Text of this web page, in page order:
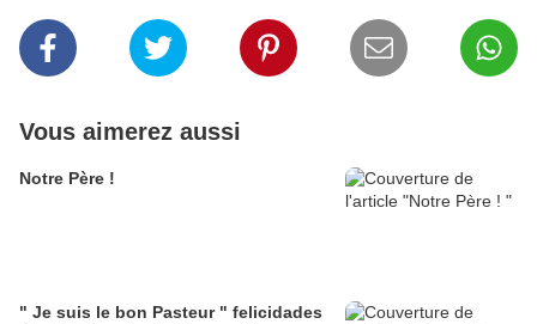
Vous aimerez aussi
Notre Père !
" Je suis le bon Pasteur " felicidades